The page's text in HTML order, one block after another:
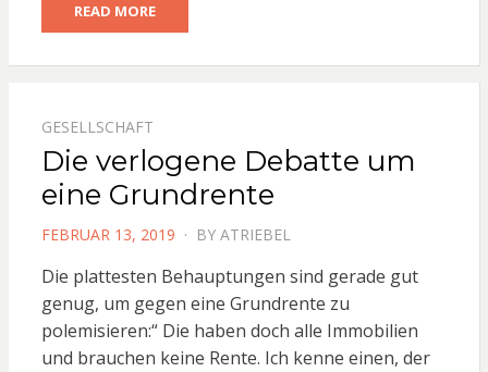
READ MORE
GESELLSCHAFT
Die verlogene Debatte um
eine Grundrente
POSTED
FEBRUAR 13, 2019 BY ATRIEBEL
Die plattesten Behauptungen sind gerade gut
genug, um gegen eine Grundrente zu
polemisieren:“ Die haben doch alle Immobilien
und brauchen keine Rente. Ich kenne einen, der